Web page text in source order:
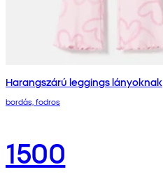
Harangszárú leggings lányoknak
bordás, fodros
1500